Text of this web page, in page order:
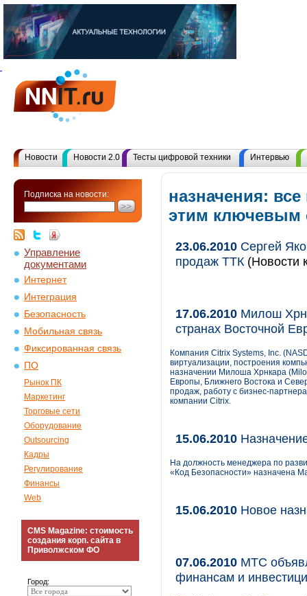
Новости Новости 2.0 Тесты цифровой техники Интервью
Подписка на новости:
Управление
документами
Интернет
Интеграция
Безопасность
Мобильная связь
Фиксированная связь
ПО
Рынок ПК
Маркетинг
Торговые сети
Оборудование
Outsourcing
Кадры
Регулирование
Финансы
Web
CMS Magazine: стоимость
создания корп. сайта в
Приволжском ФО
Город:
назначения:
этим ключевым
23.06.2010 Сергей
продаж ТТК (Новости
17.06.2010 Милош
странах Восточной
Компания Citrix Systems, Inc.
виртуализации, построения
назначении Милоша Хрнкара
Европы, Ближнего Востока и
продаж, работу с бизнес-
компании Citrix.
15.06.2010
На должность менеджера по
«Код Безопасности» назначена
15.06.2010 Новое
07.06.2010 МТС
финансам и